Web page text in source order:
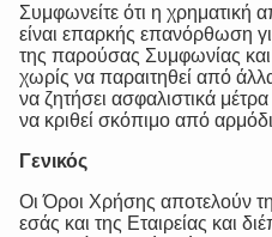
Συμφωνείτε ότι η χρηματική
είναι επαρκής επανόρθωση
της παρούσας Συμφωνίας και
χωρίς να παραιτηθεί από
να ζητήσει ασφαλιστικά
να κριθεί σκόπιμο από
Γενικός
Οι Όροι Χρήσης αποτελούν
εσάς και της Εταιρείας και